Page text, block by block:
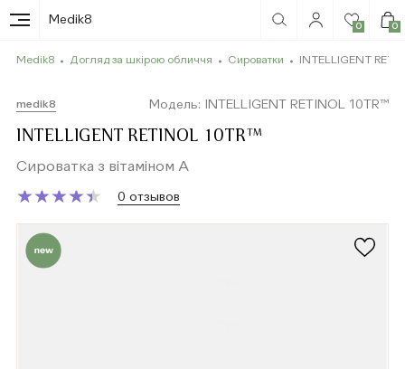
Medik8
0 0
Medik8 Догляд за шкірою обличчя Сироватки INTELLIGENT
medik8 Модель: INTELLIGENT RETINOL 10TR™
INTELLIGENT RETINOL 10TR™
Сироватка з вітаміном А
★
★★
★★
★★
★★
★ 0 отзывов